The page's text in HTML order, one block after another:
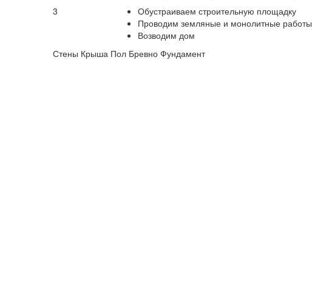
3
Обустраиваем строительную площадку
Проводим земляные и монолитные работы
Возводим дом
Стены Крыша Пол Бревно Фундамент